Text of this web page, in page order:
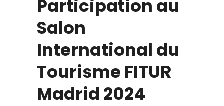
Participation au
Salon
International du
Tourisme FITUR
Madrid 2024